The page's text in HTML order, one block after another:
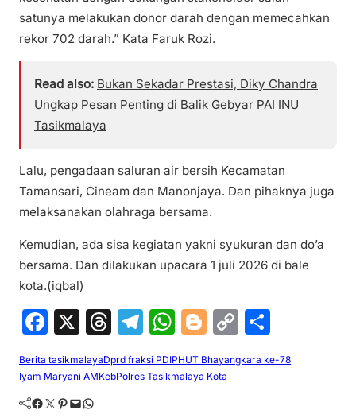
satunya melakukan donor darah dengan memecahkan
rekor 702 darah.” Kata Faruk Rozi.
Read also: Bukan Sekadar Prestasi, Diky Chandra
Ungkap Pesan Penting di Balik Gebyar PAI INU
Tasikmalaya
Lalu, pengadaan saluran air bersih Kecamatan
Tamansari, Cineam dan Manonjaya. Dan pihaknya juga
melaksanakan olahraga bersama.
Kemudian, ada sisa kegiatan yakni syukuran dan do’a
bersama. Dan dilakukan upacara 1 juli 2026 di bale
kota.(iqbal)
F
c
e
X
T
hr
e
T
e
W
at
Bl
g
C
p ar
Berita tasikmalayaDprd fraksi PDIPHUT Bhayangkara ke-78
Iyam Maryani AMKebPolres Tasikmalaya Kota
Facebook Twitter Pinterest Mail WhatsApp